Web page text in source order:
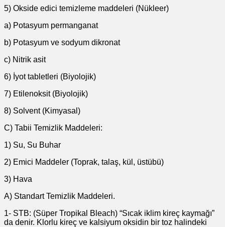
5) Okside edici temizleme maddeleri (Nükleer)
a) Potasyum permanganat
b) Potasyum ve sodyum dikronat
c) Nitrik asit
6) İyot tabletleri (Biyolojik)
7) Etilenoksit (Biyolojik)
8) Solvent (Kimyasal)
C) Tabii Temizlik Maddeleri:
1) Su, Su Buhar
2) Emici Maddeler (Toprak, talaş, kül, üstübü)
3) Hava
A) Standart Temizlik Maddeleri.
1- STB: (Süper Tropikal Bleach) “Sıcak iklim kireç kaymağı”
da denir. Klorlu kireç ve kalsiyum oksidin bir toz halindeki